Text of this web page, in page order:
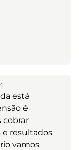
está
é
cobrar
resultados
vamos